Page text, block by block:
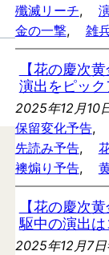
殲滅リーチ,
金の一撃, 雑
【花の慶次
演出をピック
2025年12月10
保留変化予告,
先読み予告,
襖煽り予告,
【花の慶次
駆中の演出は
2025年12月7日